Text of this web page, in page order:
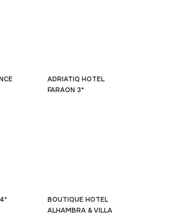
ADRIATIQ HOTEL
FARAON 3*
BOUTIQUE HOTEL
ALHAMBRA & VILLA